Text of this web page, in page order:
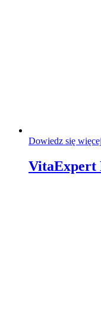
Dowiedz się więcej
VitaExpert